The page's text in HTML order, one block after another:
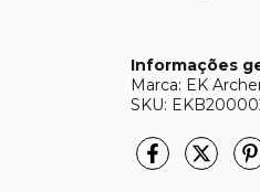
Informações
Marca: EK
SKU: